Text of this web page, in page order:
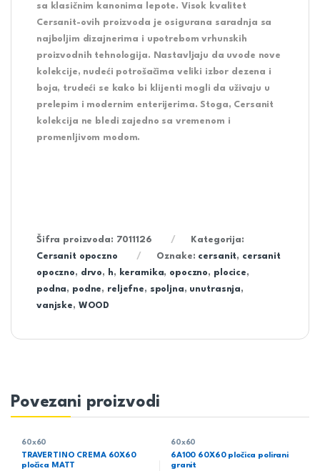
sa klasičnim kanonima lepote. Visok kvalitet
Cersanit-ovih proizvoda je osigurana saradnja sa
najboljim dizajnerima i upotrebom vrhunskih
proizvodnih tehnologija. Nastavljaju da uvode nove
kolekcije, nudeći potrošačima veliki izbor dezena i
boja, trudeći se kako bi klijenti mogli da uživaju u
prelepim i modernim enterijerima. Stoga, Cersanit
kolekcija ne bledi zajedno sa vremenom i
promenljivom modom.
Šifra proizvoda: 7011126
Kategorija:
Cersanit opoczno
Oznake: cersanit, cersanit
opoczno, drvo, h, keramika, opoczno, plocice,
podna, podne, reljefne, spoljna, unutrasnja,
vanjske, WOOD
Povezani proizvodi
60x60
TRAVERTINO CREMA 60X60
pločica MATT
60x60
6A100 60X60 pločica polirani
granit